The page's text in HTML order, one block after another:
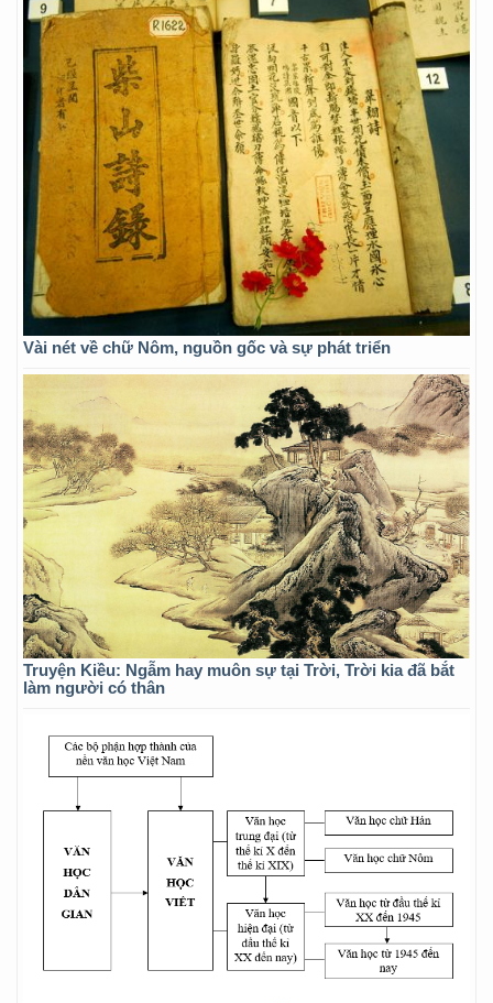
Vài nét về chữ Nôm, nguồn gốc và sự phát triển
Truyện Kiều: Ngẫm hay muôn sự tại Trời, Trời kia đã bắt
làm người có thân